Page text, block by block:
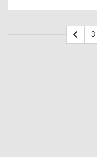
مرتكبو الهجوم جزاءهم
3